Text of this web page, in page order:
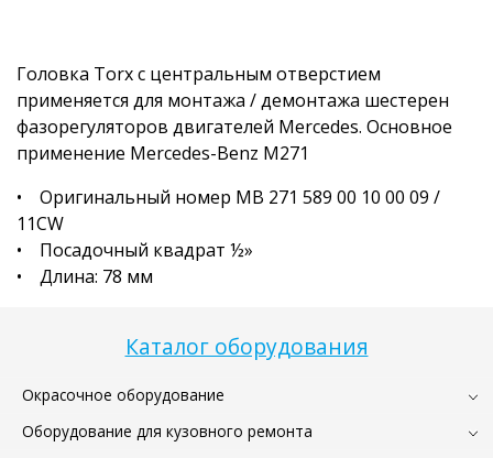
Каталог оборудования
Окрасочное оборудование
Оборудование для кузовного ремонта
Головка Torx с центральным отверстием
применяется для монтажа / демонтажа шестерен
фазорегуляторов двигателей Mercedes. Основное
применение Mercedes-Benz M271
• Оригинальный номер MB 271 589 00 10 00 09 /
11CW
• Посадочный квадрат ½»
• Длина: 78 мм